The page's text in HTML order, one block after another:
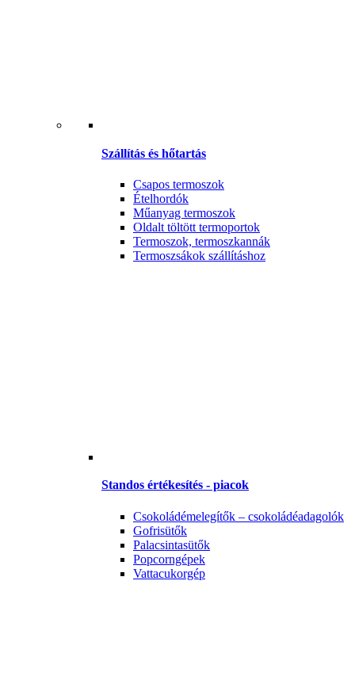
Szállítás és hőtartás
Csapos termoszok
Ételhordók
Műanyag termoszok
Oldalt töltött termoportok
Termoszok, termoszkannák
Termoszsákok szállításhoz
Standos értékesítés - piacok
Csokoládémelegítők – csokoládéadagolók
Gofrisütők
Palacsintasütők
Popcorngépek
Vattacukorgép